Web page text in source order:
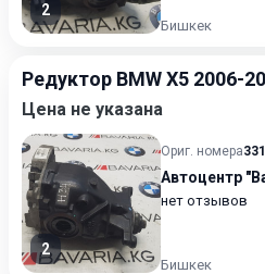
2
Бишкек
Редуктор BMW X5 2006-
Цена не указана
2
Ориг. номера
Автоцентр
нет отзывов
Бишкек